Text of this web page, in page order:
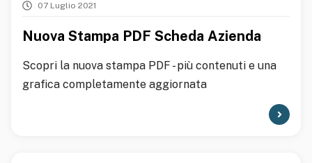
07 Luglio 2021
Nuova Stampa PDF Scheda Azienda
Scopri la nuova stampa PDF - più contenuti e una
grafica completamente aggiornata